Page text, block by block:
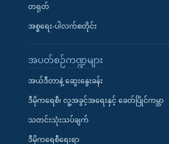
တရုတ်
အစ္စရေး-ပါလက်စတိုင်း
အပတ်စဉ်ကဏ္ဍများ
အယ်ဒီတာနဲ့ ဆွေးနွေးခန်း
ဒီမိုကရေစီ၊ လူ့အခွင့်အရေးနှင့် ခေတ်ပြိုင်ကမ္ဘာ
သတင်းသုံးသပ်ချက်
ဒီမိုကရေစီရေးရာ